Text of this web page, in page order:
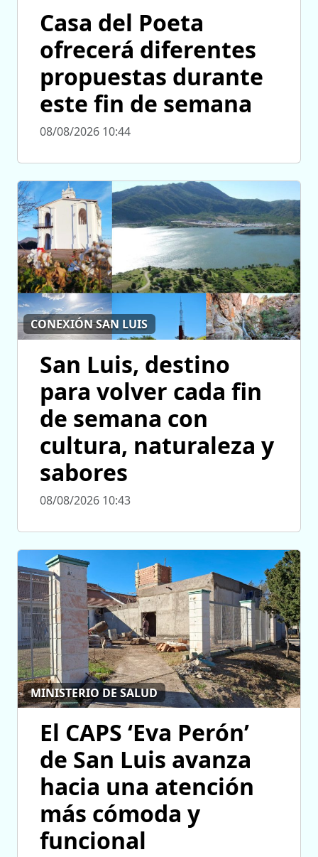
Casa del Poeta
ofrecerá diferentes
propuestas durante
este fin de semana
08/08/2026 10:44
CONEXIÓN SAN LUIS
San Luis, destino
para volver cada fin
de semana con
cultura, naturaleza y
sabores
08/08/2026 10:43
MINISTERIO DE SALUD
El CAPS ‘Eva Perón’
de San Luis avanza
hacia una atención
más cómoda y
funcional